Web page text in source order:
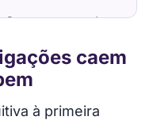
caem quando
através de
caem
à primeira